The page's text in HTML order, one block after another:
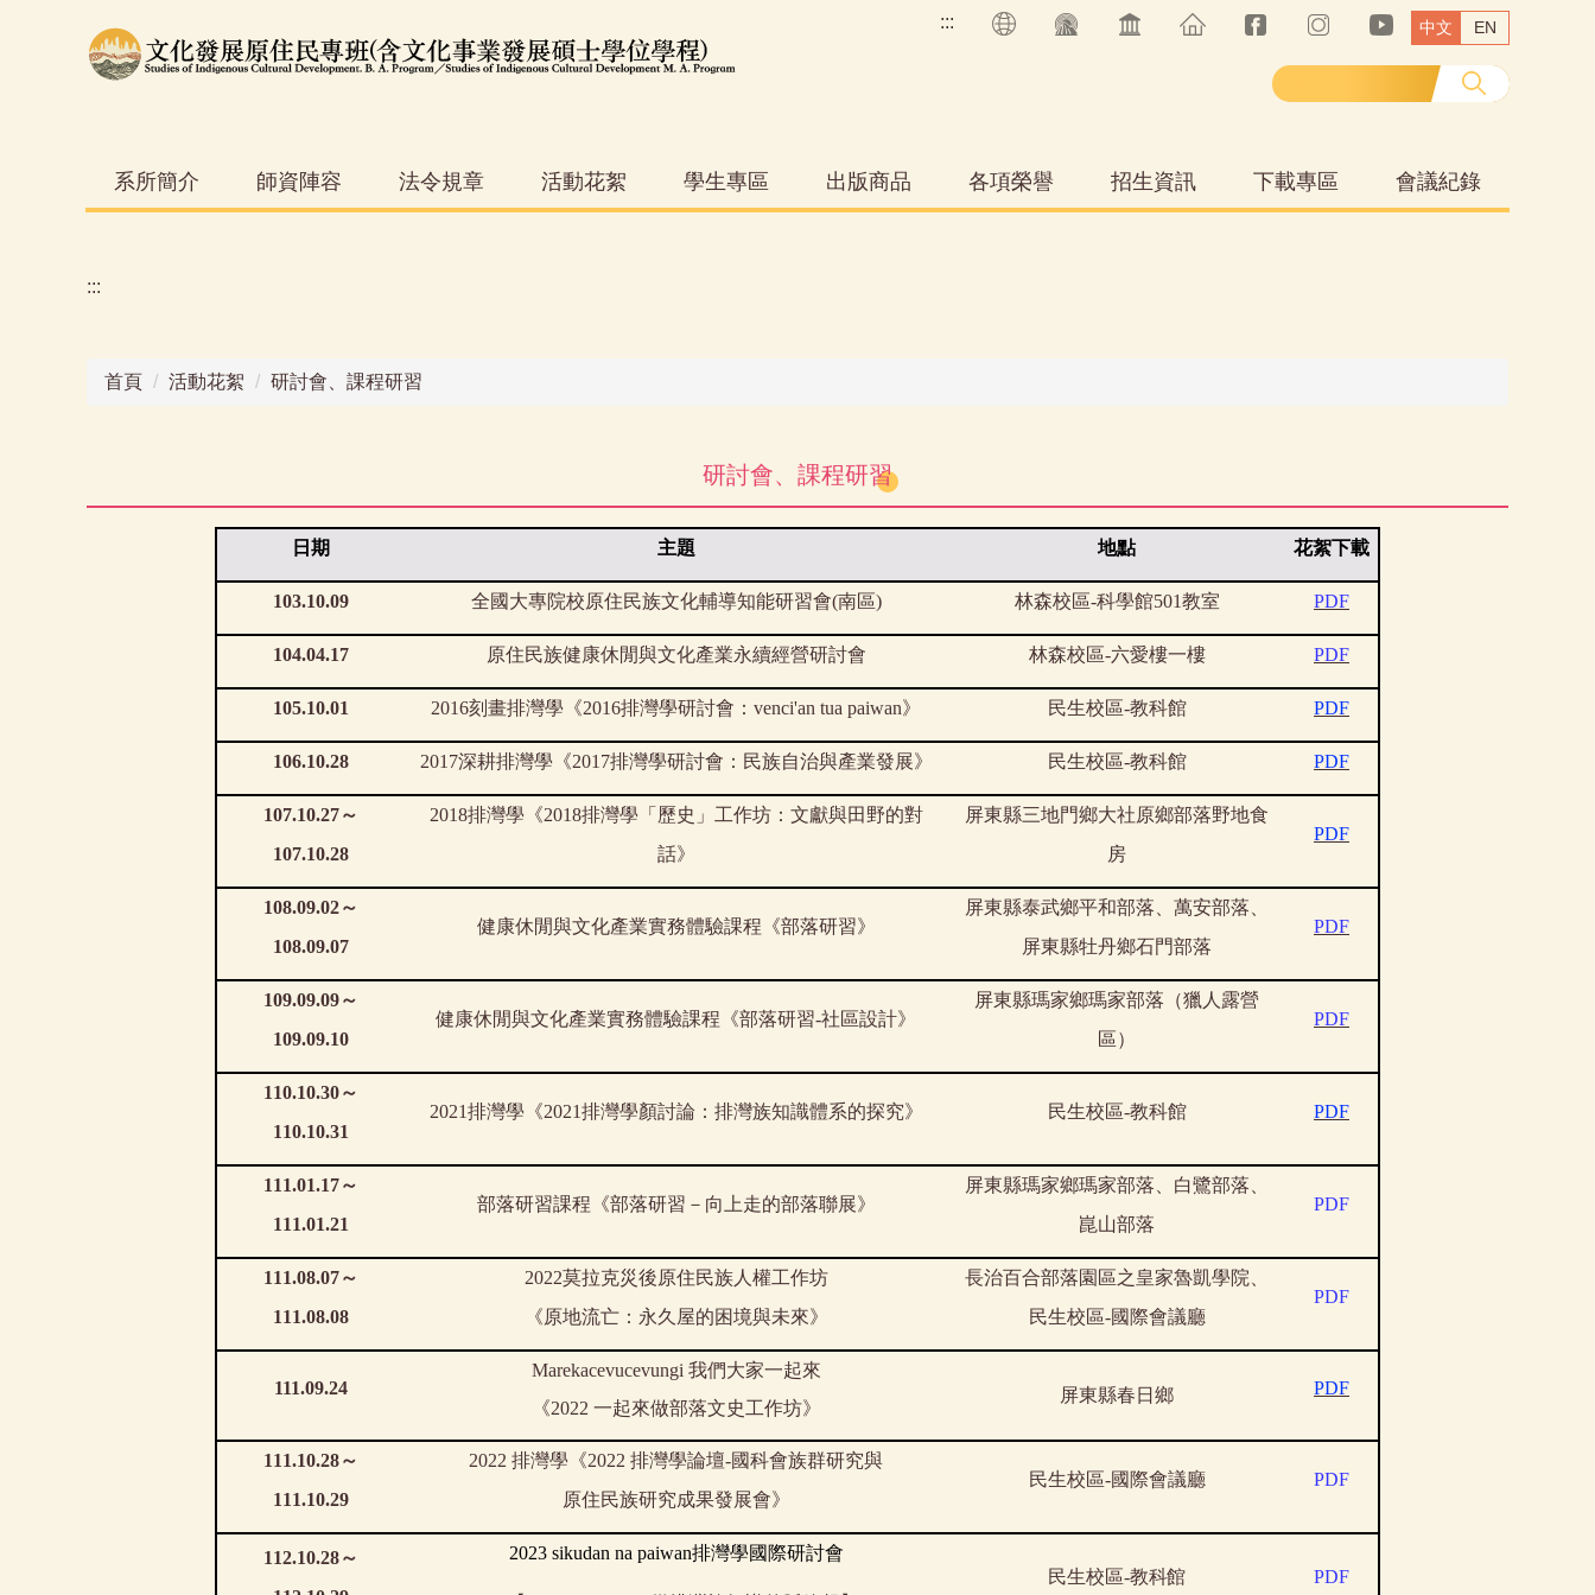
::: 中文 EN
系所簡介 師資陣容 法令規章 活動花絮 學生專區 出版商品 各項榮譽 招生資訊 下載專區 會議紀錄
:::
首頁 活動花絮 研討會、課程研習
研討會、課程研習
日期 主題 地點 花絮下載
103.10.09 全國大專院校原住民族文化輔導知能研習會(南區) 林森校區-科學館501教室 PDF
104.04.17 原住民族健康休閒與文化產業永續經營研討會 林森校區-六愛樓一樓 PDF
105.10.01 2016刻畫排灣學《2016排灣學研討會： venci'an tua paiwan》 民生校區-教科館 PDF
106.10.28 2017深耕排灣學《2017排灣學研討會：民族自治與產業發展》 民生校區-教科館 PDF
107.10.27～
107.10.28
2018排灣學《2018排灣學「歷史」工作坊：文獻與田野的對
話》
屏東縣三地門鄉大社原鄉部落野地食
房
PDF
108.09.02～
108.09.07
健康休閒與文化產業實務體驗課程《部落研習》
屏東縣泰武鄉平和部落、萬安部落、
屏東縣牡丹鄉石門部落
PDF
109.09.09～
109.09.10
健康休閒與文化產業實務體驗課程《部落研習-社區設計》
屏東縣瑪家鄉瑪家部落（獵人露營
區）
PDF
110.10.30～
110.10.31
2021排灣學《2021排灣學顏討論：排灣族知識體系的探究》 民生校區-教科館 PDF
111.01.17～
111.01.21
部落研習課程《部落研習－向上走的部落聯展》
屏東縣瑪家鄉瑪家部落、白鷺部落、
崑山部落
PDF
111.08.07～
111.08.08
2022莫拉克災後原住民族人權工作坊
《原地流亡：永久屋的困境與未來》
長治百合部落園區之皇家魯凱學院、
民生校區-國際會議廳
PDF
111.09.24
Marekacevucevungi 我們大家一起來
《2022 一起來做部落文史工作坊》
屏東縣春日鄉 PDF
111.10.28～
111.10.29
2022 排灣學《2022 排灣學論壇-國科會族群研究與
原住民族研究成果發展會》
民生校區-國際會議廳 PDF
112.10.28～
2023 sikudan na paiwan排灣學國際研討會
民生校區-教科館 PDF